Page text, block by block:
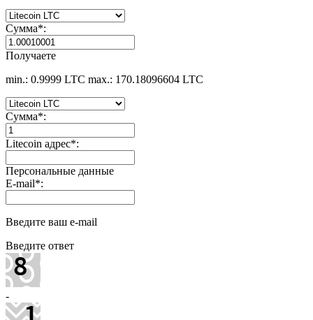
Сумма*:
Получаете
min.: 0.9999 LTC max.: 170.18096604 LTC
Сумма*:
Litecoin адрес*:
Персональные данные
E-mail*:
Введите ваш e-mail
Введите ответ
-